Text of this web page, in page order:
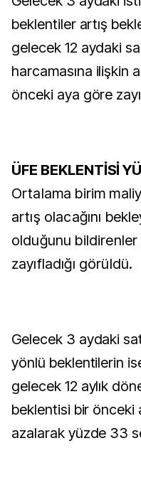
beklentiler artış
gelecek 12 aydaki
harcamasına ilişkin
önceki aya göre
ÜFE BEKLENTİSİ
Ortalama birim
artış olacağını
olduğunu
zayıfladığı görüldü.
Gelecek 3 aydaki
yönlü beklentilerin
gelecek 12 aylık
beklentisi bir önceki
azalarak yüzde 33